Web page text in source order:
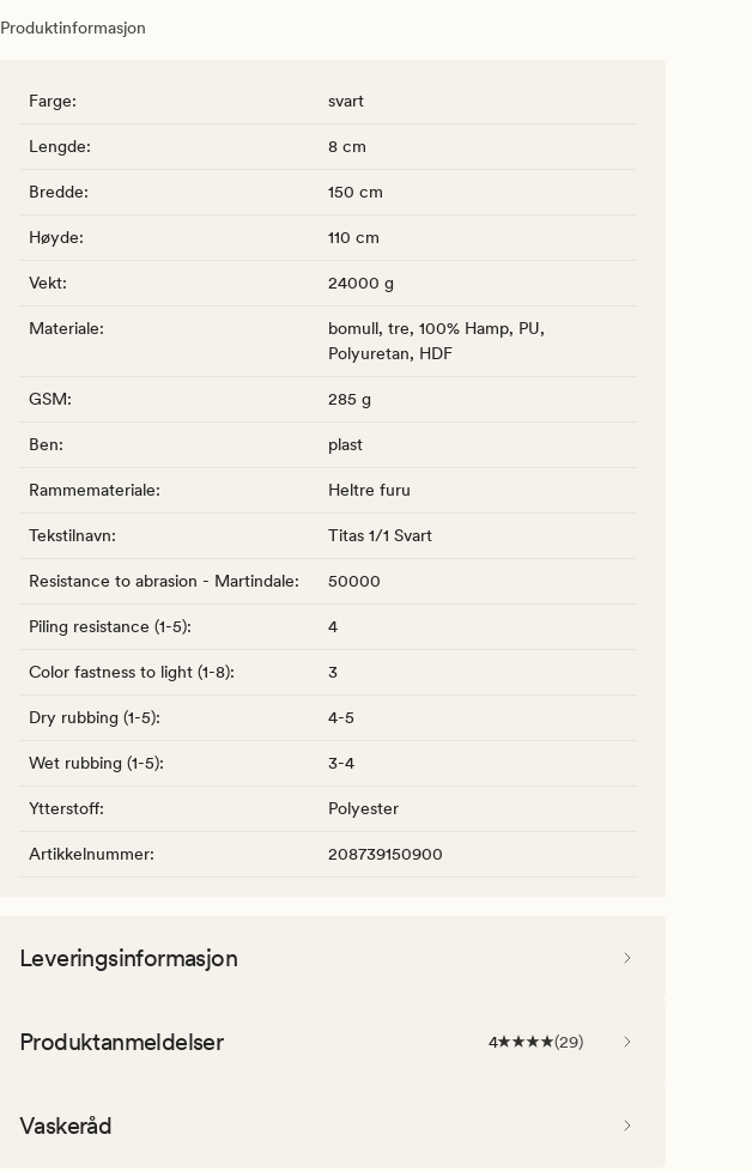
Produktinformasjon
Farge: svart
Lengde: 8 cm
Bredde: 150 cm
Høyde: 110 cm
Vekt: 24000 g
Materiale:
bomull, tre, 100% Hamp, PU,
Polyuretan, HDF
GSM: 285 g
Ben: plast
Rammemateriale: Heltre furu
Tekstilnavn: Titas 1/1 Svart
Resistance to abrasion - Martindale: 50000
Piling resistance (1-5): 4
Color fastness to light (1-8): 3
Dry rubbing (1-5): 4-5
Wet rubbing (1-5): 3-4
Ytterstoff: Polyester
Artikkelnummer: 208739150900
Leveringsinformasjon
Produktanmeldelser 4 (29)
Vaskeråd